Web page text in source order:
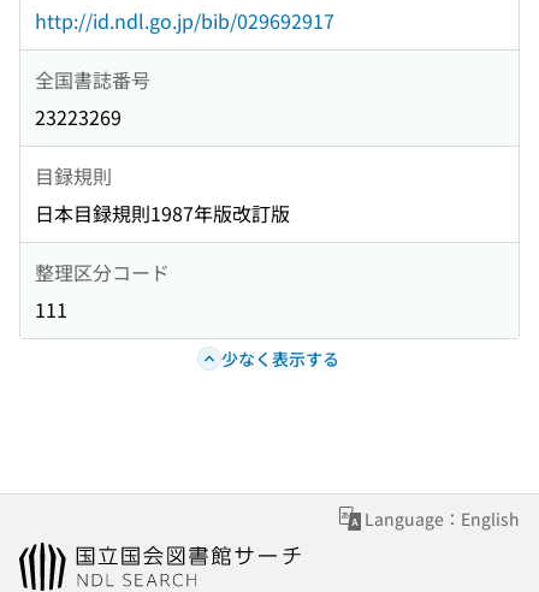
http://id.ndl.go.jp/bib/029692917
全国書誌番号
23223269
目録規則
日本目録規則1987年版改訂版
整理区分コード
111
少なく表示する
Language：English